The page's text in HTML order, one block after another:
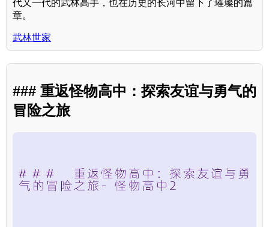
代又一代的武林高手，也在历史的长河中留下了璀璨的篇
章。
武林世家
### 重返怪物高中：探索友谊与勇气的
冒险之旅